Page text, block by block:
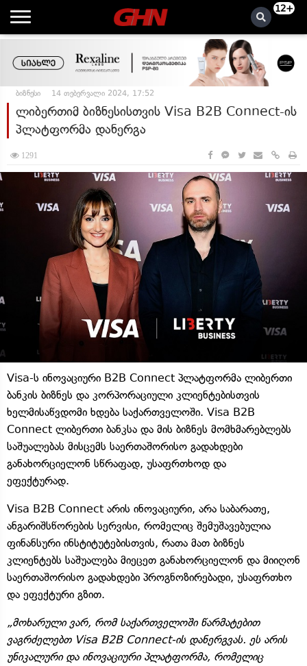
12+
ბიზნესი 14 თებერვალი 2024, 17:52
ლიბერთიმ ბიზნესისთვის Visa B2B Connect-ის
პლატფორმა დანერგა
1291
Visa-ს ინოვაციური B2B Connect პლატფორმა ლიბერთი
ბანკის ბიზნეს და კორპორაციული კლიენტებისთვის
ხელმისაწვდომი ხდება საქართველოში. Visa B2B
Connect ლიბერთი ბანკსა და მის ბიზნეს მომხმარებლებს
საშუალებას მისცემს საერთაშორისო გადახდები
განახორციელონ სწრაფად, უსაფრთხოდ და
ეფექტურად.
Visa B2B Connect არის ინოვაციური, არა საბარათე,
ანგარიშსწორების სერვისი, რომელიც შემუშავებულია
ფინანსური ინსტიტუტებისთვის, რათა მათ ბიზნეს
კლიენტებს საშუალება მიეცეთ განახორციელონ და მიიღონ
საერთაშორისო გადახდები პროგნოზირებადი, უსაფრთხო
და ეფექტური გზით.
„მოხარული ვარ, რომ საქართველოში წარმატებით
ვაგრძელებთ Visa B2B Connect-ის დანერგვას. ეს არის
უნიკალური და ინოვაციური პლატფორმა, რომელიც